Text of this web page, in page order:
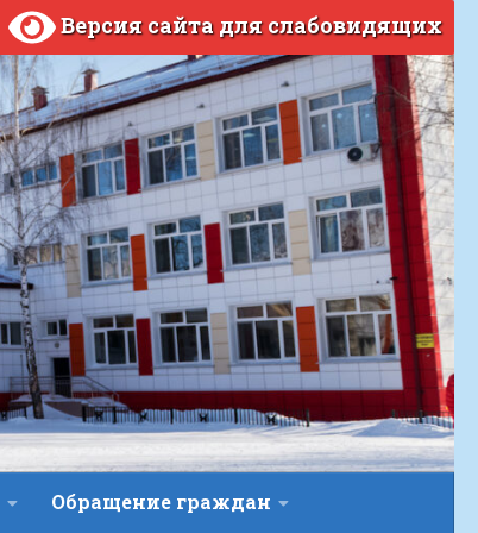
Версия сайта для слабовидящих
Обращение граждан